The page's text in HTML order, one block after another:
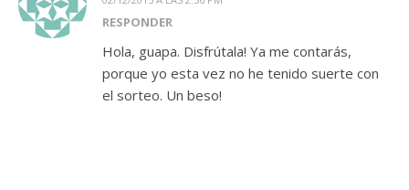
RESPONDER
Hola, guapa. Disfrútala! Ya me contarás,
porque yo esta vez no he tenido suerte con
el sorteo. Un beso!